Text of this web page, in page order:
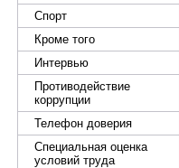
Спорт
Кроме того
Интервью
Противодействие
коррупции
Телефон доверия
Специальная оценка
условий труда